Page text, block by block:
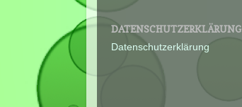
DATENSCHUTZERKLÄRUNG
Datenschutzerklärung